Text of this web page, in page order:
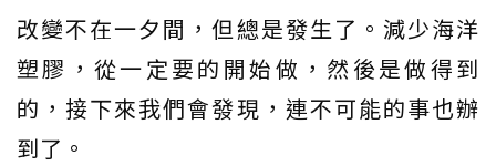
改變不在一夕間，但總是發生了。減少海洋
塑膠，從一定要的開始做，然後是做得到
的，接下來我們會發現，連不可能的事也辦
到了。